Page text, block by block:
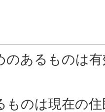
あるものは
のは現在の